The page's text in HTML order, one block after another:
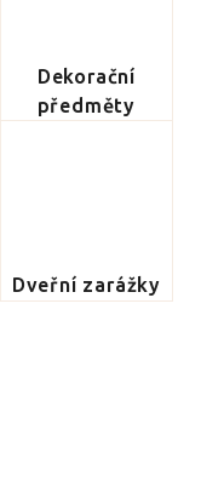
Dekorační
předměty
Dveřní zarážky